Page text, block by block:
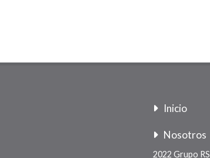
Inicio
Nosotros
2022 Grupo RS